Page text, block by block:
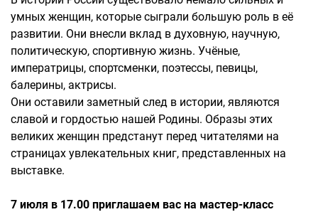
умных женщин, которые сыграли большую роль в её
развитии. Они внесли вклад в духовную, научную,
политическую, спортивную жизнь. Учёные,
императрицы, спортсменки, поэтессы, певицы,
балерины, актрисы.
Они оставили заметный след в истории, являются
славой и гордостью нашей Родины. Образы этих
великих женщин предстанут перед читателями на
страницах увлекательных книг, представленных на
выставке.
7 июля в 17.00 приглашаем вас на мастер-класс